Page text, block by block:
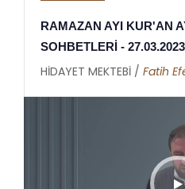
RAMAZAN AYI KUR'AN
SOHBETLERİ - 27.03.2023
HİDAYET MEKTEBİ / Fatih